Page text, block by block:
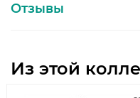
Отзывы
Из этой